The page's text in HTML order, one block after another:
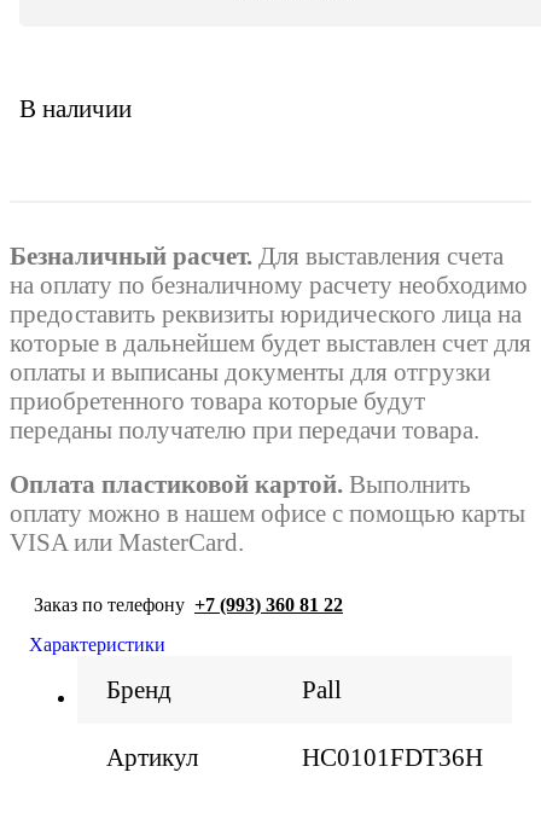
В наличии
Безналичный расчет. Для выставления счета
на оплату по безналичному расчету необходимо
предоставить реквизиты юридического лица на
которые в дальнейшем будет выставлен счет для
оплаты и выписаны документы для отгрузки
приобретенного товара которые будут
переданы получателю при передачи товара.
Оплата пластиковой картой. Выполнить
оплату можно в нашем офисе с помощью карты
VISA или MasterCard.
Заказ по телефону +7 (993) 360 81 22
Характеристики
Бренд Pall
Артикул HC0101FDT36H